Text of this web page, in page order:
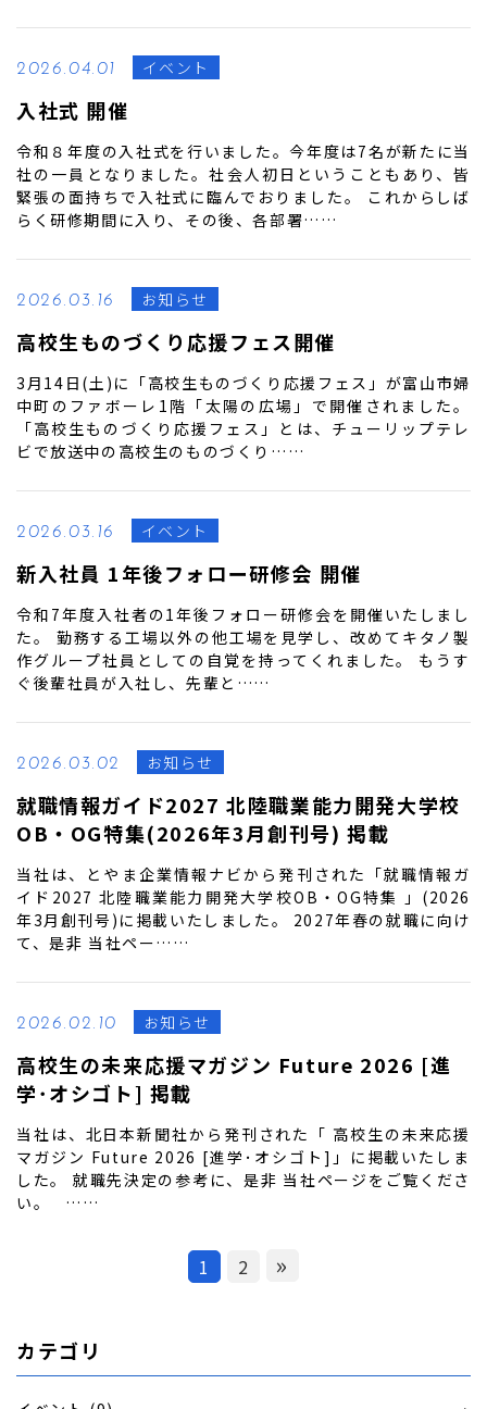
2026.04.01 イベント
入社式 開催
令和８年度の入社式を行いました。今年度は7名が新たに当
社の一員となりました。社会人初日ということもあり、皆
緊張の面持ちで入社式に臨んでおりました。 これからしば
らく研修期間に入り、その後、各部署……
2026.03.16 お知らせ
高校生ものづくり応援フェス開催
3月14日(土)に「高校生ものづくり応援フェス」が富山市婦
中町のファボーレ1階「太陽の広場」で開催されました。
「高校生ものづくり応援フェス」とは、チューリップテレ
ビで放送中の高校生のものづくり……
2026.03.16 イベント
新入社員 1年後フォロー研修会 開催
令和7年度入社者の1年後フォロー研修会を開催いたしまし
た。 勤務する工場以外の他工場を見学し、改めてキタノ製
作グループ社員としての自覚を持ってくれました。 もうす
ぐ後輩社員が入社し、先輩と……
2026.03.02 お知らせ
就職情報ガイド2027 北陸職業能力開発大学校
OB・OG特集(2026年3月創刊号) 掲載
当社は、とやま企業情報ナビから発刊された「就職情報ガ
イド2027 北陸職業能力開発大学校OB・OG特集 」(2026
年3月創刊号)に掲載いたしました。 2027年春の就職に向け
て、是非 当社ペー……
2026.02.10 お知らせ
高校生の未来応援マガジン Future 2026 [進
学･オシゴト] 掲載
当社は、北日本新聞社から発刊された「 高校生の未来応援
マガジン Future 2026 [進学･オシゴト]」に掲載いたしま
した。 就職先決定の参考に、是非 当社ページをご覧くださ
い。 ……
1 2 »
カテゴリ